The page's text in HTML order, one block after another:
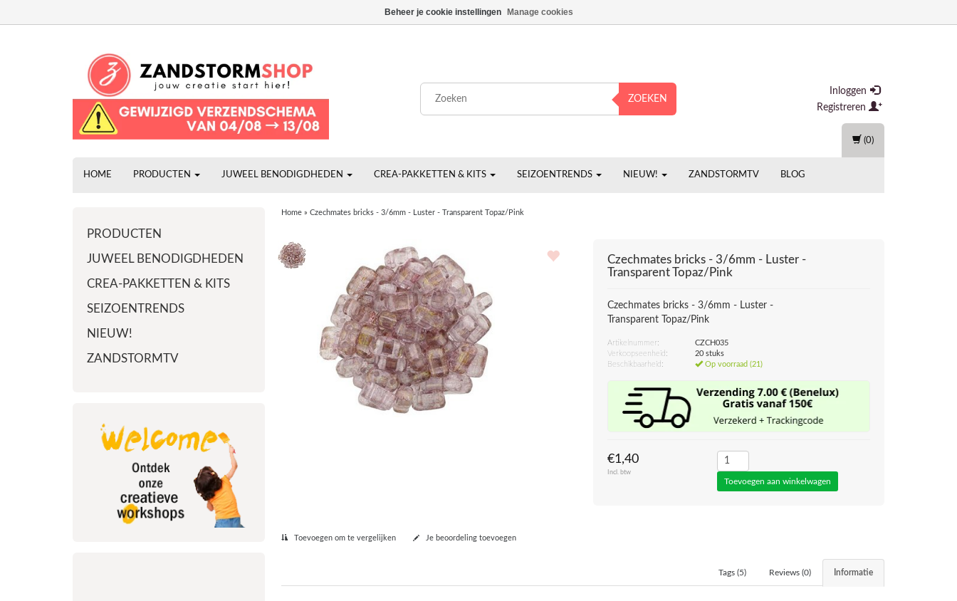
ZOEKEN
Inloggen
Registreren
HOME PRODUCTEN JUWEEL BENODIGDHEDEN CREA-PAKKETTEN & KITS SEIZOENTRENDS NIEUW! ZANDSTORMTV BLOG
(0)
PRODUCTEN
JUWEEL BENODIGDHEDEN
CREA-PAKKETTEN & KITS
SEIZOENTRENDS
NIEUW!
ZANDSTORMTV
Home» Czechmates bricks - 3/6mm - Luster - Transparent Topaz/Pink
Czechmates bricks - 3/6mm - Luster -
Transparent Topaz/Pink
Czechmates bricks - 3/6mm - Luster -
Transparent Topaz/Pink
Artikelnummer:
CZCH035
Verkoopseenheid:
20 stuks
Beschikbaarheid:
Op voorraad (21)
€1,40
Incl. btw
Toevoegen om te vergelijken Je beoordeling toevoegen
Informatie
Reviews (0)
Tags (5)
Beheer je cookie instellingen Manage cookies